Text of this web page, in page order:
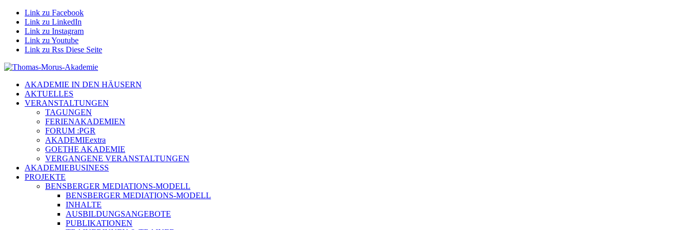
Link zu Facebook
Link zu LinkedIn
Link zu Instagram
Link zu Youtube
Link zu Rss Diese Seite
AKADEMIE IN DEN HÄUSERN
AKTUELLES
VERANSTALTUNGEN
TAGUNGEN
FERIENAKADEMIEN
FORUM :PGR
AKADEMIEextra
GOETHE AKADEMIE
VERGANGENE VERANSTALTUNGEN
AKADEMIEBUSINESS
PROJEKTE
BENSBERGER MEDIATIONS-MODELL
BENSBERGER MEDIATIONS-MODELL
INHALTE
AUSBILDUNGSANGEBOTE
PUBLIKATIONEN